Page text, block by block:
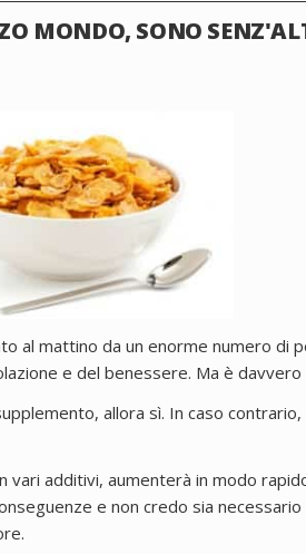
MONDO, SONO
al mattino da un enorme numero di
e del benessere. Ma è davvero
allora sì. In caso
vari additivi, aumenterà in modo
e non credo sia